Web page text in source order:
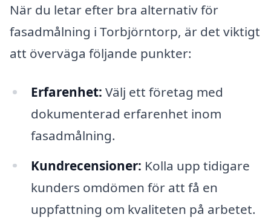
När du letar efter bra alternativ för
fasadmålning i Torbjörntorp, är det viktigt
att överväga följande punkter:
Erfarenhet: Välj ett företag med
dokumenterad erfarenhet inom
fasadmålning.
Kundrecensioner: Kolla upp tidigare
kunders omdömen för att få en
uppfattning om kvaliteten på arbetet.